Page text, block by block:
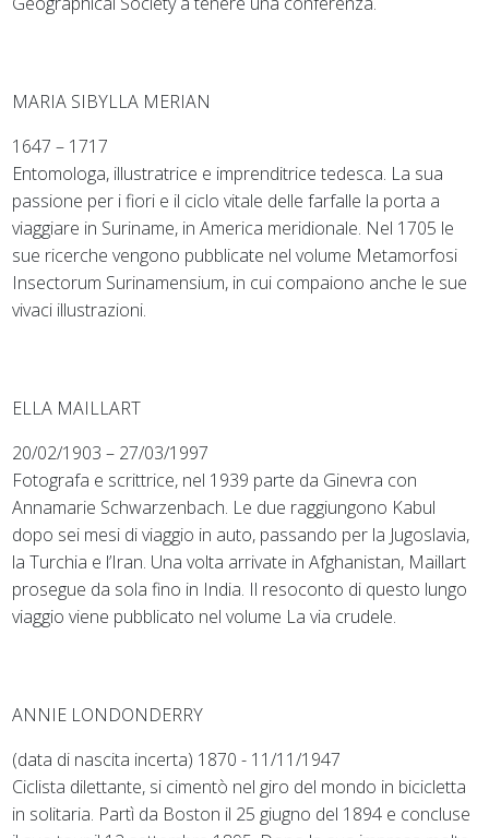
MARIA SIBYLLA MERIAN
1647 – 1717
Entomologa, illustratrice e imprenditrice tedesca. La sua
passione per i fiori e il ciclo vitale delle farfalle la porta a
viaggiare in Suriname, in America meridionale. Nel 1705 le
sue ricerche vengono pubblicate nel volume Metamorfosi
Insectorum Surinamensium, in cui compaiono anche le sue
vivaci illustrazioni.
ELLA MAILLART
20/02/1903 – 27/03/1997
Fotografa e scrittrice, nel 1939 parte da Ginevra con
Annamarie Schwarzenbach. Le due raggiungono Kabul
dopo sei mesi di viaggio in auto, passando per la Jugoslavia,
la Turchia e l’Iran. Una volta arrivate in Afghanistan, Maillart
prosegue da sola fino in India. Il resoconto di questo lungo
viaggio viene pubblicato nel volume La via crudele.
ANNIE LONDONDERRY
(data di nascita incerta) 1870 - 11/11/1947
Ciclista dilettante, si cimentò nel giro del mondo in bicicletta
in solitaria. Partì da Boston il 25 giugno del 1894 e concluse